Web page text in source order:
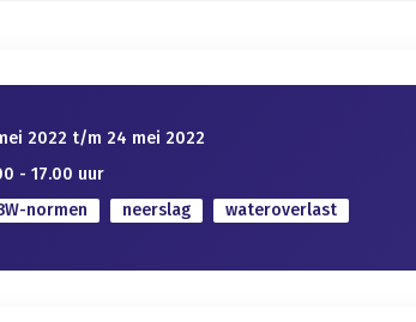
2022 t/m 24 mei 2022
- 17.00 uur
normen neerslag wateroverlast